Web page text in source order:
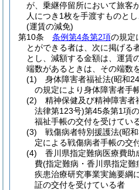
が、乗継停留所において旅客
人につき1枚を手渡すものとし
(運賃の減免)
第10条
条例第4条第2項の規定
とができる者は、次に掲げる
とし、減額する金額は、運賃
端数があるときは、その端数
(1)
身体障害者福祉法(昭和
の規定により身体障害者手
(2)
精神保健及び精神障害者
法律第123号)第45条第1項
福祉手帳の交付を受けてい
(3)
戦傷病者特別援護法(昭
定による戦傷病者手帳の交
(4)
香川県指定難病医療費助
費(指定難病・香川県指定難
疾患治療研究事業実施要綱
証の交付を受けている者